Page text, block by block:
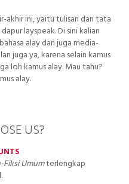
akhir ini, yaitu tulisan dan tata
layspeak. Di sini kalian
alay dan juga media-
juga ya, karena selain kamus
loh kamus alay. Mau tahu?
alay.
US?
Umumterlengkap